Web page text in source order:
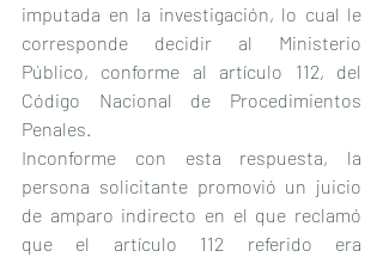
imputada en la investigación, lo cual le
corresponde decidir al Ministerio
Público, conforme al artículo 112, del
Código Nacional de Procedimientos
Penales.
Inconforme con esta respuesta, la
persona solicitante promovió un juicio
de amparo indirecto en el que reclamó
que el artículo 112 referido era